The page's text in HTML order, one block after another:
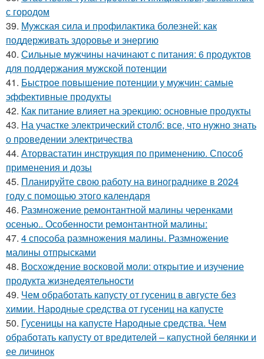
с городом
39. Мужская сила и профилактика болезней: как
поддерживать здоровье и энергию
40. Сильные мужчины начинают с питания: 6 продуктов
для поддержания мужской потенции
41. Быстрое повышение потенции у мужчин: самые
эффективные продукты
42. Как питание влияет на эрекцию: основные продукты
43. На участке электрический столб: все, что нужно знать
о проведении электричества
44. Аторвастатин инструкция по применению. Способ
применения и дозы
45. Планируйте свою работу на винограднике в 2024
году с помощью этого календаря
46. Размножение ремонтантной малины черенками
осенью.. Особенности ремонтантной малины:
47. 4 способа размножения малины. Размножение
малины отпрысками
48. Восхождение восковой моли: открытие и изучение
продукта жизнедеятельности
49. Чем обработать капусту от гусениц в августе без
химии. Народные средства от гусениц на капусте
50. Гусеницы на капусте Народные средства. Чем
обработать капусту от вредителей – капустной белянки и
ее личинок